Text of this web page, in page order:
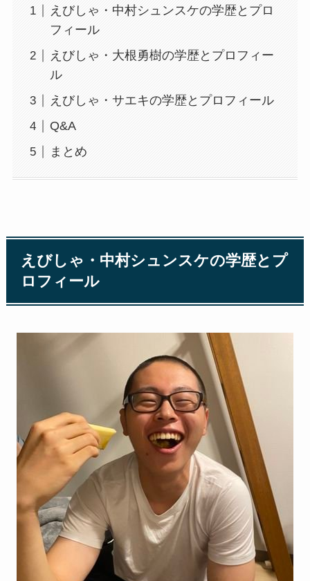
えびしゃ・中村シュンスケの学歴とプロ
フィール
えびしゃ・大根勇樹の学歴とプロフィー
ル
えびしゃ・サエキの学歴とプロフィール
Q&A
まとめ
えびしゃ・中村シュンスケの学歴とプ
ロフィール